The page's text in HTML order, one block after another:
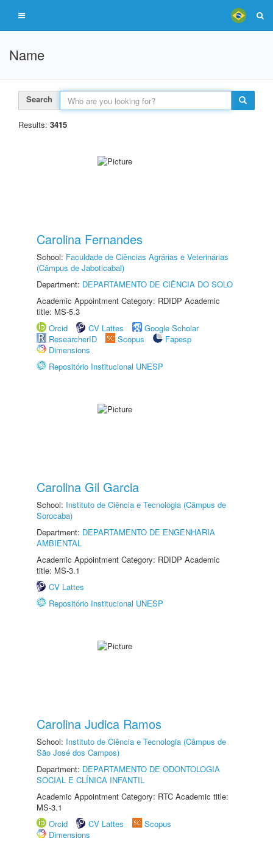
Name
Search
Results: 3415
Carolina Fernandes
School: Faculdade de Ciências Agrárias e Veterinárias
(Câmpus de Jaboticabal)
Department: DEPARTAMENTO DE CIÊNCIA DO SOLO
Academic Appointment Category: RDIDP Academic
title: MS-5.3
Orcid
CV Lattes
Google Scholar
ResearcherID
Scopus
Fapesp
Dimensions
Repositório Institucional UNESP
Carolina Gil Garcia
School: Instituto de Ciência e Tecnologia (Câmpus de
Sorocaba)
Department: DEPARTAMENTO DE ENGENHARIA
AMBIENTAL
Academic Appointment Category: RDIDP Academic
title: MS-3.1
CV Lattes
Repositório Institucional UNESP
Carolina Judica Ramos
School: Instituto de Ciência e Tecnologia (Câmpus de
São José dos Campos)
Department: DEPARTAMENTO DE ODONTOLOGIA
SOCIAL E CLÍNICA INFANTIL
Academic Appointment Category: RTC Academic title:
MS-3.1
Orcid
CV Lattes
Scopus
Dimensions